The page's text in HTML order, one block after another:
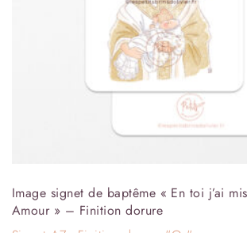
Image signet de baptême « En toi j’ai
Amour » – Finition dorure